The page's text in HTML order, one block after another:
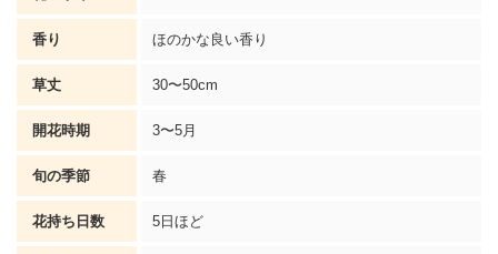
香り ほのかな良い香り
草丈 30〜50cm
開花時期 3〜5月
旬の季節 春
花持ち日数 5日ほど